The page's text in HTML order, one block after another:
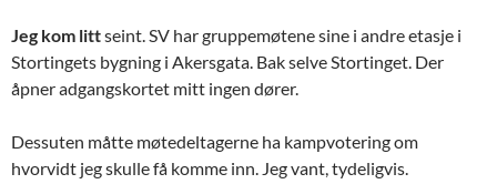
Jeg kom littseint. SV har gruppemøtene sine i andre etasje i
Stortingets bygning i Akersgata. Bak selve Stortinget. Der
åpner adgangskortet mitt ingen dører.
Dessuten måtte møtedeltagerne ha kampvotering om
hvorvidt jeg skulle få komme inn. Jeg vant, tydeligvis.